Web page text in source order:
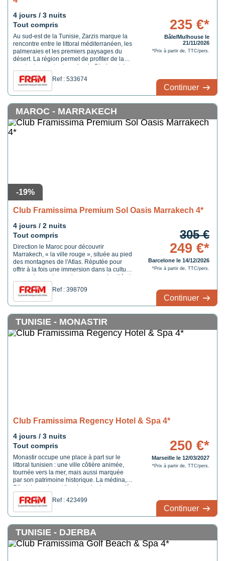
4 jours / 3 nuits
Tout compris
Au sud-est de la Tunisie, Zarzis marque la
rencontre entre le littoral méditerranéen, les
palmeraies et les premiers paysages du
désert. La région permet de profiter de la
mer tout en restant proche de Djerba et des
sites du Sud tunisien, comme Matmata et
ses habitations troglodytes. Le Framissima
Odyssée Resort Thalasso & Spa se ...
Ref : 533674
235 €*
Bâle/Mulhouse le
21/11/2026
*Prix à partir de, TTC/pers.
Continuer
-19%
MAROC - MARRAKECH
Club Framissima Premium Sol Oasis Marrakech 4*
4 jours / 2 nuits
Tout compris
Direction le Maroc pour découvrir
Marrakech, « la ville rouge », située au pied
des montagnes de l'Atlas. Réputée pour
offrir à la fois une immersion dans la culture
marocaine mais aussi pour sa modernité et
ses soirées branchées, Marrakech offre un
doux mélange entre modernités et tradition.
L'hôtel Framissima Premium Sol Oasis ...
Ref : 398709
305 €
249 €*
Barcelone le 14/12/2026
*Prix à partir de, TTC/pers.
Continuer
TUNISIE - MONASTIR
Club Framissima Regency Hotel & Spa 4*
4 jours / 3 nuits
Tout compris
Monastir occupe une place à part sur le
littoral tunisien : une ville côtière animée,
tournée vers la mer, mais aussi marquée
par son patrimoine historique. La médina, le
Ribat, la marina et l'esplanade du mausolée
d'Habib Bourguiba composent un
environnement plus urbain et vivant que
celui de certaines stations balnéaires
isolées. Le ...
Ref : 423499
250 €*
Marseille le 12/03/2027
*Prix à partir de, TTC/pers.
Continuer
TUNISIE - DJERBA